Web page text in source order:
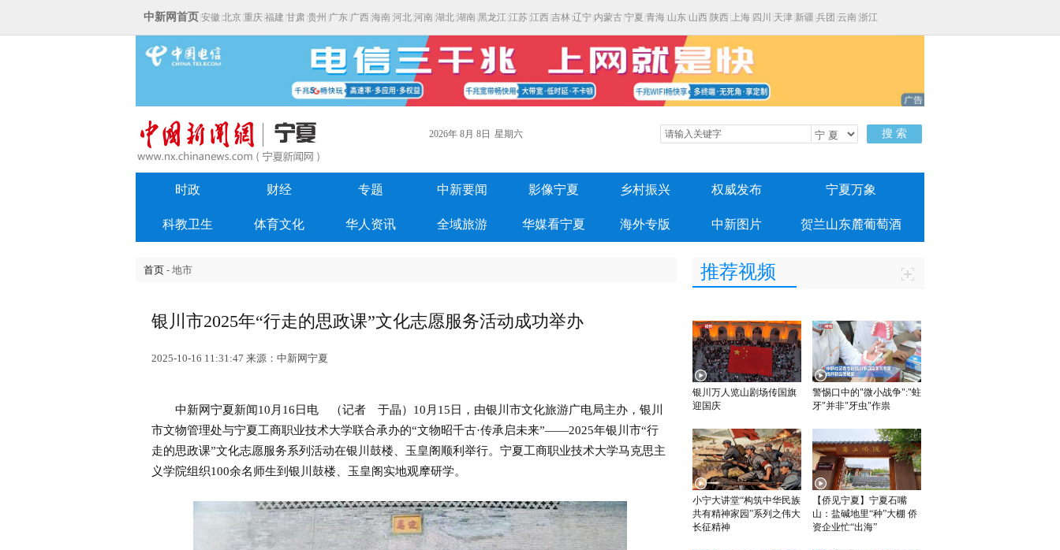
中新网首页 安徽 北京 重庆 福建 甘肃 贵州 广东 广西 海南 河北 河南 湖北 湖南 黑龙江 江苏 江西 吉林 辽宁 内蒙古 宁夏 青海 山东 山西 陕西 上海 四川 天津 新疆 兵团 云南 浙江
2026年 8月 8日 星期六 搜 索
时政 财经 专题 中新要闻 影像宁夏 乡村振兴 权威发布 宁夏万象
科教卫生 体育文化 华人资讯 全域旅游 华媒看宁夏 海外专版 中新图片 贺兰山东麓葡萄酒
首页 - 地市
银川市2025年“行走的思政课”文化志愿服务活动成功举办
2025-10-16 11:31:47 来源：中新网宁夏
中新网宁夏新闻10月16日电 （记者 于晶）10月15日，由银川市文化旅游广电局主办，银川
市文物管理处与宁夏工商职业技术大学联合承办的“文物昭千古·传承启未来”——2025年银川市“行
走的思政课”文化志愿服务系列活动在银川鼓楼、玉皇阁顺利举行。宁夏工商职业技术大学马克思主
义学院组织100余名师生到银川鼓楼、玉皇阁实地观摩研学。
推荐视频
银川万人览山剧场传国旗
迎国庆
警惕口中的"微小战争":"蛀
牙"并非"牙虫"作祟
小宁大讲堂“构筑中华民族
共有精神家园”系列之伟大
长征精神
【侨见宁夏】宁夏石嘴
山：盐碱地里“种”大棚 侨
资企业忙“出海”